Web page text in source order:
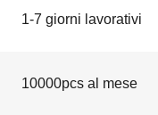
1-7 giorni lavorativi
10000pcs al mese